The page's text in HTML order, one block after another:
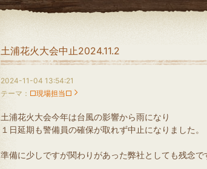
土浦花火大会中止2024.11.2
2024-11-04 13:54:21
テーマ： □現場担当□
土浦花火大会今年は台風の影響から雨になり
１日延期も警備員の確保が取れず中止になりました。
準備に少しですが関わりがあった弊社としても残念で